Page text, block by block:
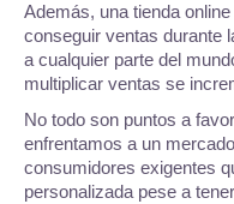
Además, una tienda
conseguir ventas durante
a cualquier parte del
multiplicar ventas se
No todo son puntos a
enfrentamos a un
consumidores exigentes
personalizada pese a